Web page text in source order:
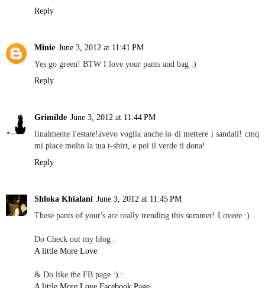
Reply
Minie June 3, 2012 at 11:41 PM
Yes go green! BTW I love your pants and bag :)
Reply
Grimilde June 3, 2012 at 11:44 PM
finalmente l'estate!avevo voglia anche io di mettere i sandali! cmq
mi piace molto la tua t-shirt, e poi il verde ti dona!
Reply
Shloka Khialani June 3, 2012 at 11:45 PM
These pants of your's are really trending this summer! Loveee :)
Do Check out my blog :
A little More Love
& Do like the FB page :) :